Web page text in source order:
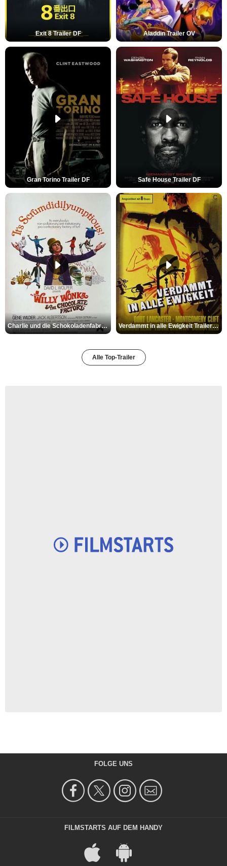
Exit 8 Trailer DF Aladdin Trailer OV
Gran Torino Trailer DF Safe House Trailer DF
Charlie und die Schokoladenfabrik Trailer OV Verdammt in alle Ewigkeit Trailer OV
Alle Top-Trailer
FOLGE UNS
FILMSTARTS AUF DEM HANDY